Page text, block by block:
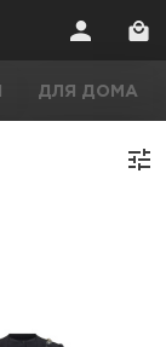
ДЛЯ ДОМА